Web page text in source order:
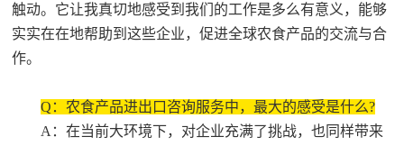
触动。它让我真切地感受到我们的工作是多么有意义，能够
实实在在地帮助到这些企业，促进全球农食产品的交流与合
作。
Q：农食产品进出口咨询服务中，最大的感受是什么?
A：在当前大环境下，对企业充满了挑战，也同样带来